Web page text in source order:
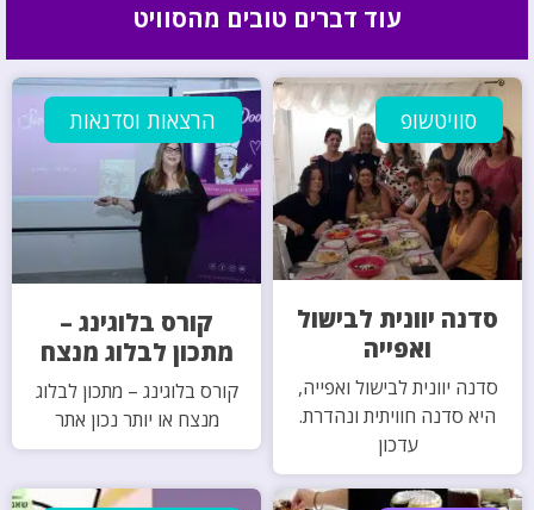
עוד דברים טובים מהסוויט
סוויטשופ
סדנה יוונית לבישול
ואפייה
סדנה יוונית לבישול ואפייה,
היא סדנה חוויתית ונהדרת.
עדכון
הרצאות וסדנאות
קורס בלוגינג –
מתכון לבלוג מנצח
קורס בלוגינג – מתכון לבלוג
מנצח או יותר נכון אתר